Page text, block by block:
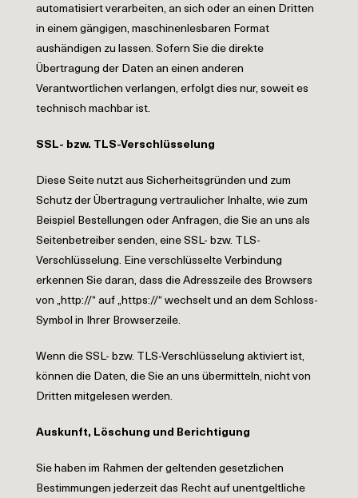
automatisiert verarbeiten, an sich oder an einen Dritten
in einem gängigen, maschinenlesbaren Format
aushändigen zu lassen. Sofern Sie die direkte
Übertragung der Daten an einen anderen
Verantwortlichen verlangen, erfolgt dies nur, soweit es
technisch machbar ist.
SSL- bzw. TLS-Verschlüsselung
Diese Seite nutzt aus Sicherheitsgründen und zum
Schutz der Übertragung vertraulicher Inhalte, wie zum
Beispiel Bestellungen oder Anfragen, die Sie an uns als
Seitenbetreiber senden, eine SSL- bzw. TLS-
Verschlüsselung. Eine verschlüsselte Verbindung
erkennen Sie daran, dass die Adresszeile des Browsers
von „http://“ auf „https://“ wechselt und an dem Schloss-
Symbol in Ihrer Browserzeile.
Wenn die SSL- bzw. TLS-Verschlüsselung aktiviert ist,
können die Daten, die Sie an uns übermitteln, nicht von
Dritten mitgelesen werden.
Auskunft, Löschung und Berichtigung
Sie haben im Rahmen der geltenden gesetzlichen
Bestimmungen jederzeit das Recht auf unentgeltliche